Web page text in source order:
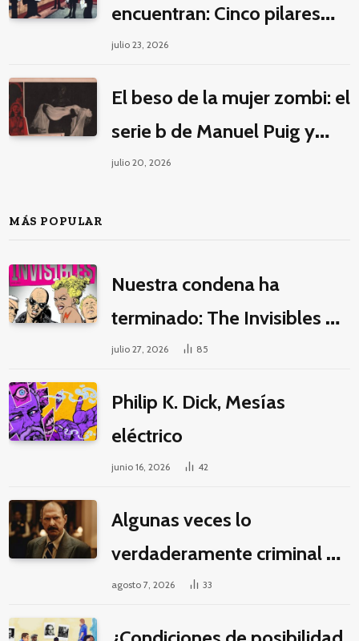
encuentran: Cinco pilares
éticos para una fantasía
julio 23, 2026
El beso de la mujer zombi: el
serie b de Manuel Puig y
Jacques Tourneur
julio 20, 2026
MÁS POPULAR
Nuestra condena ha
terminado: The Invisibles y
la guerra por la imaginación
julio 27, 2026 85
Philip K. Dick, Mesías
eléctrico
junio 16, 2026 42
Algunas veces lo
verdaderamente criminal es
pasar horas y horas viendo
agosto 7, 2026 33